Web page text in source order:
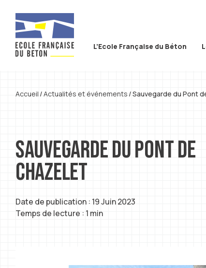
L’Ecole Française du Béton
Accueil Actualités et événements Sauvegarde du Pont
Sauvegarde du Pont de
Chazelet
Date de publication : 19 Juin 2023
Temps de lecture : 1 min